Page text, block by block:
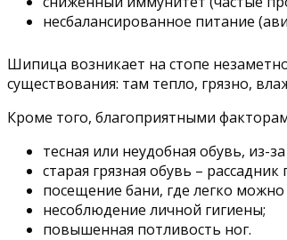
несбалансированное питание
Шипица возникает на стопе
существования: там тепло, грязно,
Кроме того, благоприятными
тесная или неудобная обувь,
старая грязная обувь –
посещение бани, где легко
несоблюдение личной гигиены;
повышенная потливость ног.